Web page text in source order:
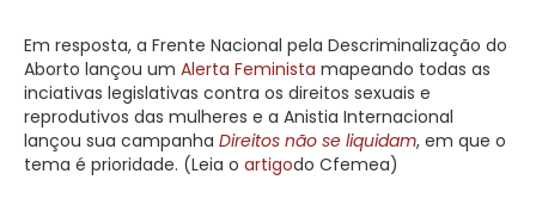
Em resposta, a Frente Nacional pela Descriminalização do
Aborto lançou um Alerta Feminista mapeando todas as
inciativas legislativas contra os direitos sexuais e
reprodutivos das mulheres e a Anistia Internacional
lançou sua campanha Direitos não se liquidam, em que o
tema é prioridade. (Leia o artigodo Cfemea)